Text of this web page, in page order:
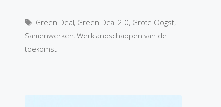
Tags
Green Deal, Green Deal 2.0, Grote Oogst,
Samenwerken, Werklandschappen van de
toekomst